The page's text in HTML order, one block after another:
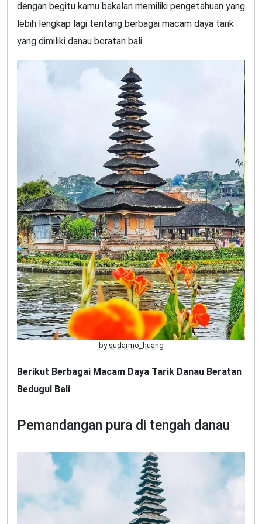
dengan begitu kamu bakalan memiliki pengetahuan yang
lebih lengkap lagi tentang berbagai macam daya tarik
yang dimiliki danau beratan bali.
by sudarmo_huang
Berikut Berbagai Macam Daya Tarik Danau Beratan
Bedugul Bali
Pemandangan pura di tengah danau